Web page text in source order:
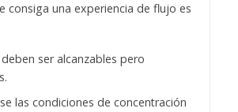
consiga una experiencia de flujo es
ser alcanzables pero
las condiciones de concentración